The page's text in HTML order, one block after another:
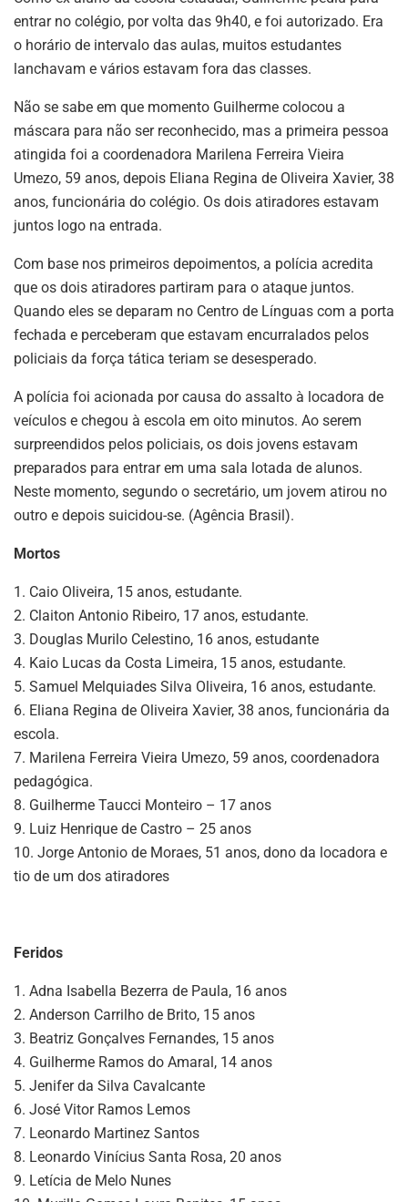
entrar no colégio, por volta das 9h40, e foi autorizado. Era
o horário de intervalo das aulas, muitos estudantes
lanchavam e vários estavam fora das classes.
Não se sabe em que momento Guilherme colocou a
máscara para não ser reconhecido, mas a primeira pessoa
atingida foi a coordenadora Marilena Ferreira Vieira
Umezo, 59 anos, depois Eliana Regina de Oliveira Xavier, 38
anos, funcionária do colégio. Os dois atiradores estavam
juntos logo na entrada.
Com base nos primeiros depoimentos, a polícia acredita
que os dois atiradores partiram para o ataque juntos.
Quando eles se deparam no Centro de Línguas com a porta
fechada e perceberam que estavam encurralados pelos
policiais da força tática teriam se desesperado.
A polícia foi acionada por causa do assalto à locadora de
veículos e chegou à escola em oito minutos. Ao serem
surpreendidos pelos policiais, os dois jovens estavam
preparados para entrar em uma sala lotada de alunos.
Neste momento, segundo o secretário, um jovem atirou no
outro e depois suicidou-se. (Agência Brasil).
Mortos
1. Caio Oliveira, 15 anos, estudante.
2. Claiton Antonio Ribeiro, 17 anos, estudante.
3. Douglas Murilo Celestino, 16 anos, estudante
4. Kaio Lucas da Costa Limeira, 15 anos, estudante.
5. Samuel Melquiades Silva Oliveira, 16 anos, estudante.
6. Eliana Regina de Oliveira Xavier, 38 anos, funcionária da
escola.
7. Marilena Ferreira Vieira Umezo, 59 anos, coordenadora
pedagógica.
8. Guilherme Taucci Monteiro – 17 anos
9. Luiz Henrique de Castro – 25 anos
10. Jorge Antonio de Moraes, 51 anos, dono da locadora e
tio de um dos atiradores
Feridos
1. Adna Isabella Bezerra de Paula, 16 anos
2. Anderson Carrilho de Brito, 15 anos
3. Beatriz Gonçalves Fernandes, 15 anos
4. Guilherme Ramos do Amaral, 14 anos
5. Jenifer da Silva Cavalcante
6. José Vitor Ramos Lemos
7. Leonardo Martinez Santos
8. Leonardo Vinícius Santa Rosa, 20 anos
9. Letícia de Melo Nunes